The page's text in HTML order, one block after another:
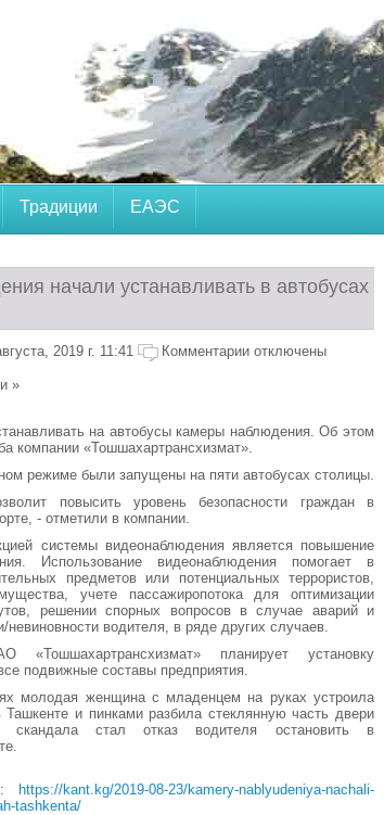
Традиции ЕАЭС
начали устанавливать в автобусах
2019 г. 11:41 Комментарии отключены
»
на автобусы камеры наблюдения. Об этом
компании «Тошшахартрансхизмат».
режиме были запущены на пяти автобусах столицы.
повысить уровень безопасности граждан в
- отметили в компании.
системы видеонаблюдения является повышение
Использование видеонаблюдения помогает в
предметов или потенциальных террористов,
учете пассажиропотока для оптимизации
решении спорных вопросов в случае аварий и
невиновности водителя, в ряде других случаев.
планирует установку
подвижные составы предприятия.
молодая женщина с младенцем на руках устроила
и пинками разбила стеклянную часть двери
скандала стал отказ водителя остановить в
https://kant.kg/2019-08-23/kamery-nablyudeniya-nachali-
tashkenta/